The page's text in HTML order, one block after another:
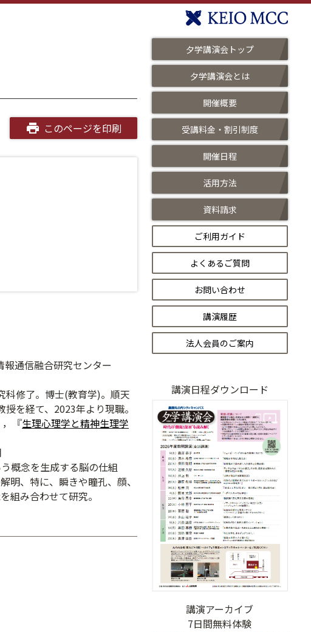
このページを印刷
通信融合研究センター
科修了。博士(教育学)。順天
を経て、2023年より現職。
『生理心理学と精神生理学
概念を生成する脳の仕組
明、特に、瞬きや瞳孔、顔、
組み合わせて研究。
夕学講演会トップ
夕学講演会とは
開催概要
受講料金・割引制度
開催日程
活用方法
資料請求
ご利用ガイド
よくあるご質問
お問い合わせ
講演履歴
法人会員のご案内
講演日程ダウンロード
講演アーカイブ
7日間無料体験